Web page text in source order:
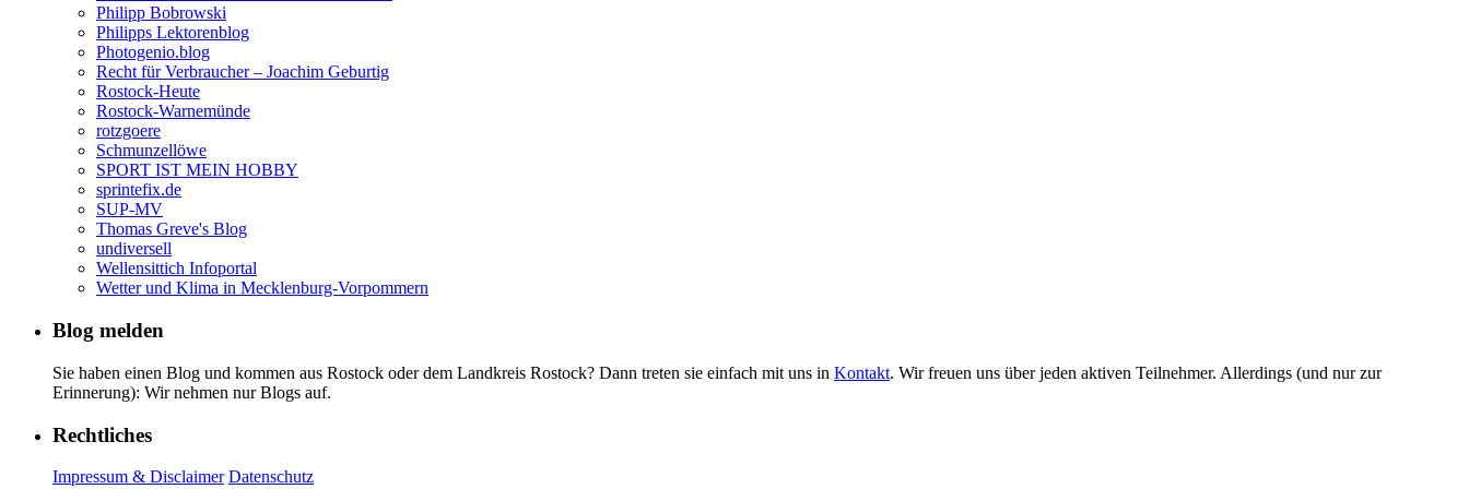
Philipp Bobrowski
Philipps Lektorenblog
Photogenio.blog
Recht für Verbraucher – Joachim Geburtig
Rostock-Heute
Rostock-Warnemünde
rotzgoere
Schmunzellöwe
SPORT IST MEIN HOBBY
sprintefix.de
SUP-MV
Thomas Greve's Blog
undiversell
Wellensittich Infoportal
Wetter und Klima in Mecklenburg-Vorpommern
Blog melden
Sie haben einen Blog und kommen aus Rostock oder dem Landkreis Rostock? Dann treten sie einfach mit uns in Kontakt. Wir freuen uns über jeden aktiven Teilnehmer. Allerdings (und nur zur
Erinnerung): Wir nehmen nur Blogs auf.
Rechtliches
Impressum & Disclaimer Datenschutz